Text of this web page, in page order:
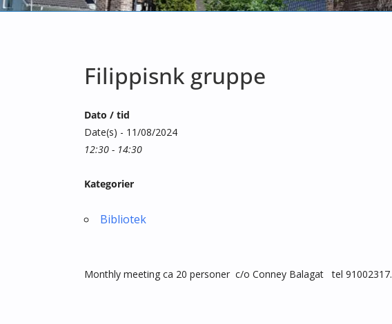
Filippisnk gruppe
Dato / tid
Date(s) - 11/08/2024
12:30 - 14:30
Kategorier
Bibliotek
Monthly meeting ca 20 personer c/o Conney Balagat tel 91002317.